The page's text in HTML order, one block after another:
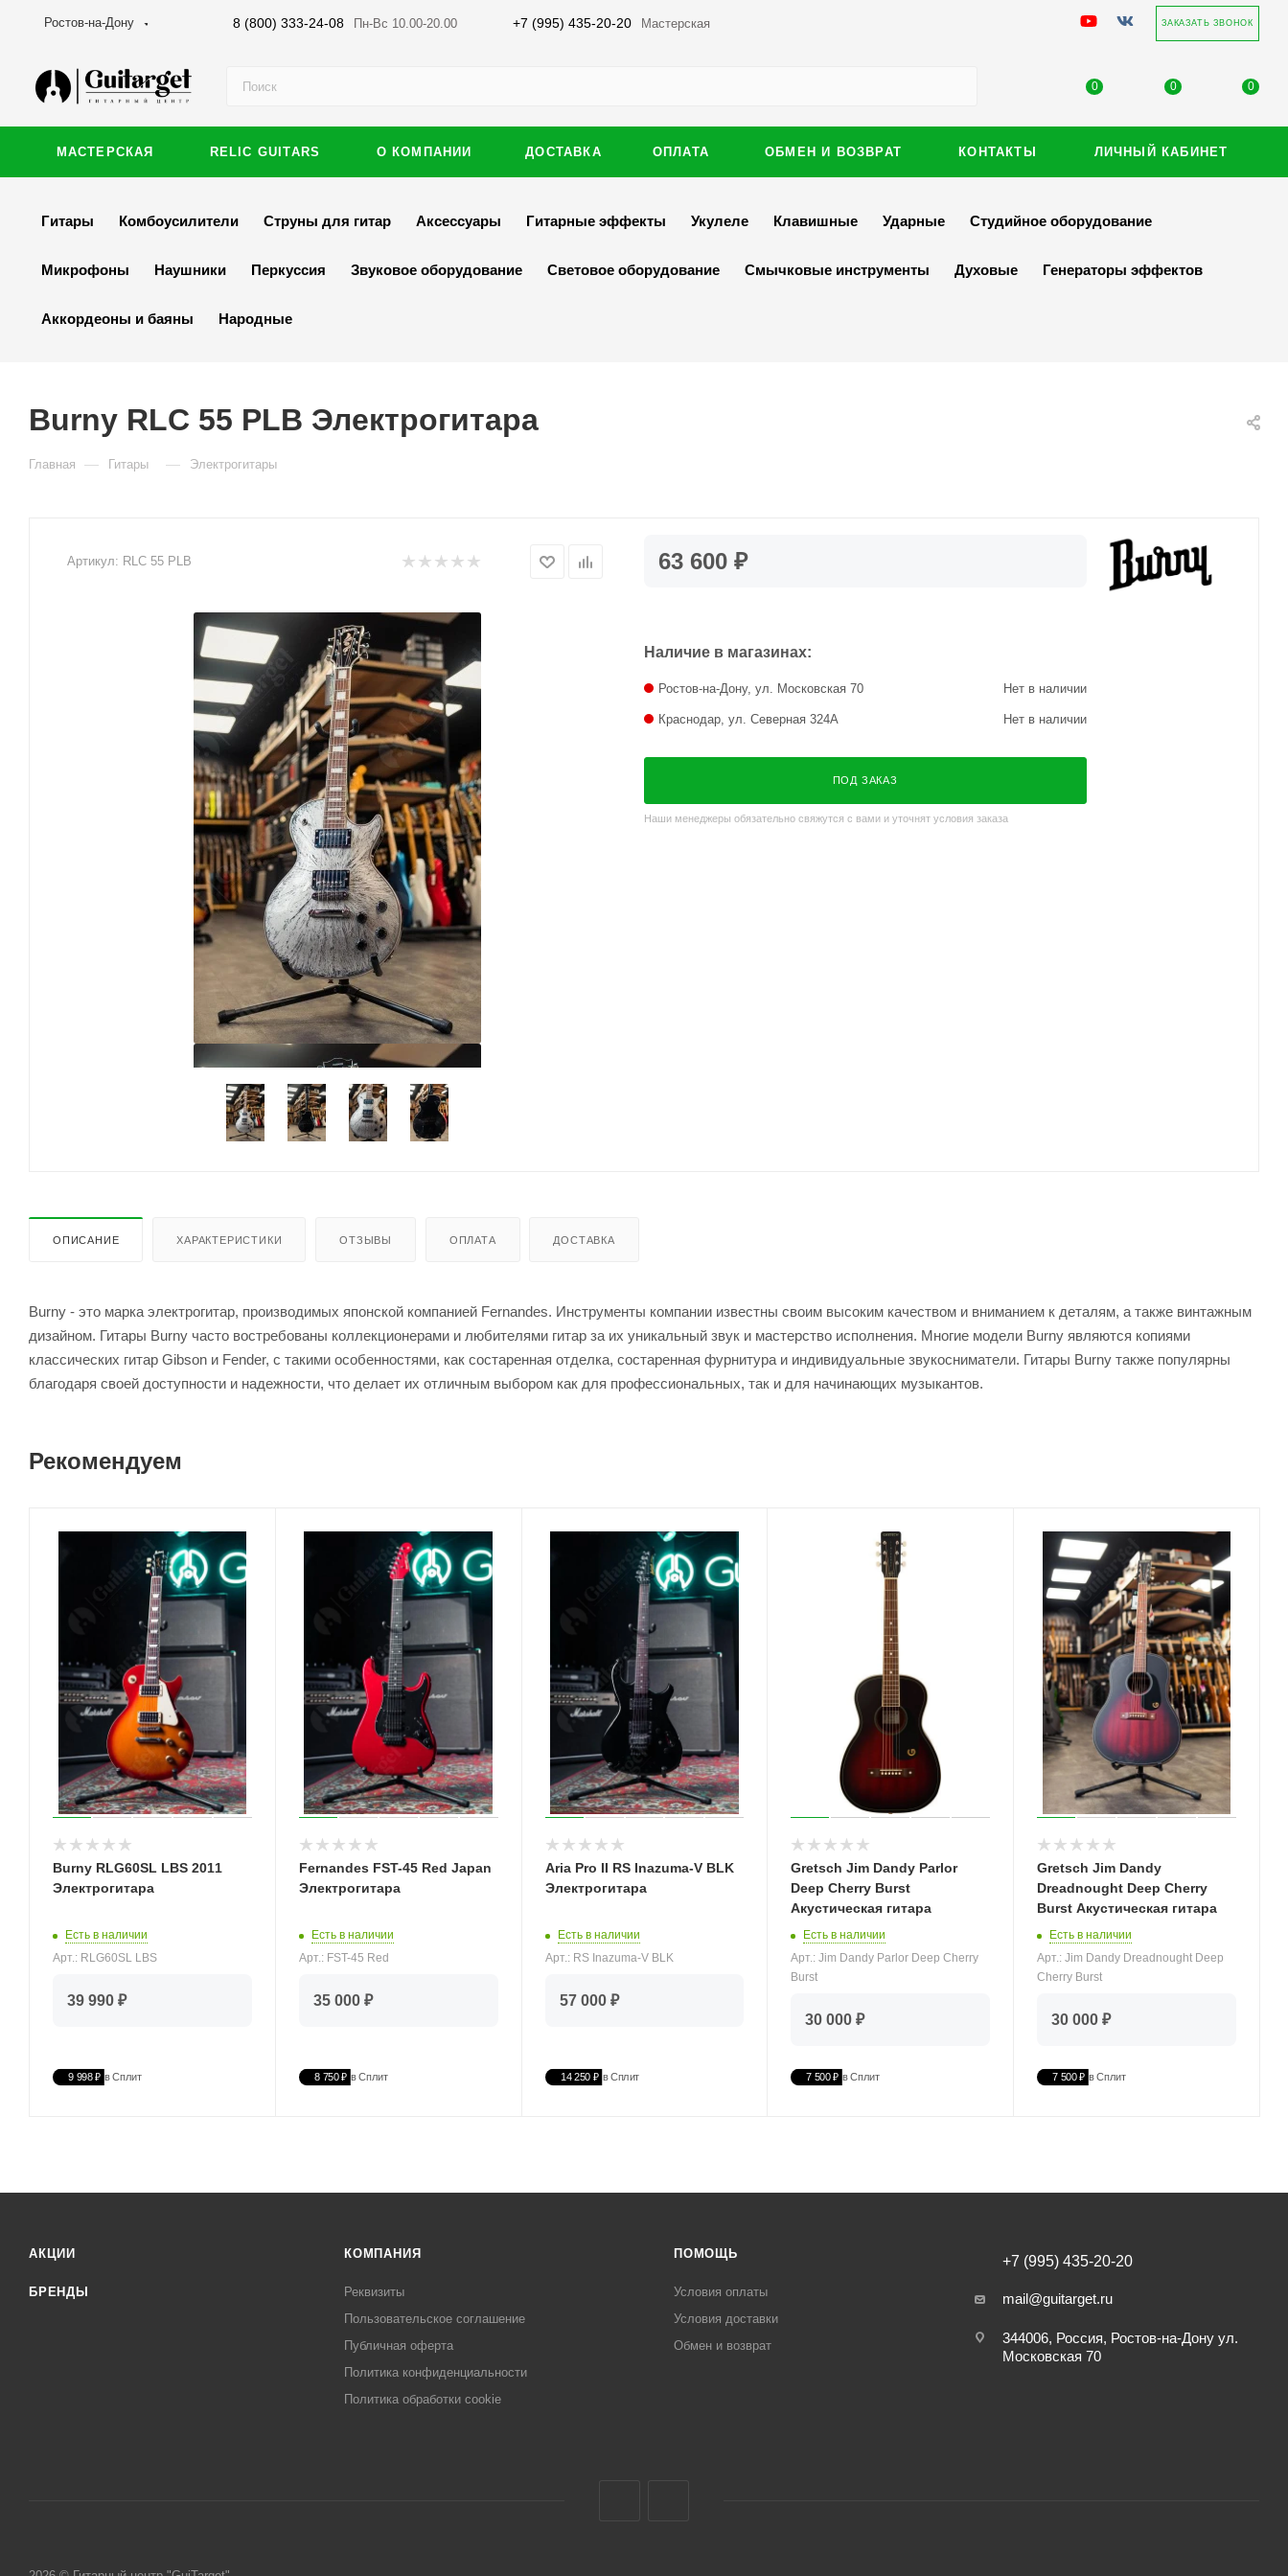
Ростов-на-Дону 8 (800) 333-24-08 Пн-Вс 10.00-20.00 +7 (995) 435-20-20 Мастерская ЗАКАЗАТЬ ЗВОНОК
0 0 0
МАСТЕРСКАЯ RELIC GUITARS О КОМПАНИИ ДОСТАВКА ОПЛАТА ОБМЕН И ВОЗВРАТ КОНТАКТЫ ЛИЧНЫЙ КАБИНЕТ
Гитары Комбоусилители Струны для гитар Аксессуары Гитарные эффекты Укулеле Клавишные Ударные Студийное оборудование
Микрофоны Наушники Перкуссия Звуковое оборудование Световое оборудование Смычковые инструменты Духовые Генераторы эффектов
Аккордеоны и баяны Народные
Burny RLC 55 PLB Электрогитара
Главная — Гитары — Электрогитары
Артикул: RLC 55 PLB 63 600 ₽
Наличие в магазинах:
Краснодар, ул. Северная 324А Нет в наличии
Ростов-на-Дону, ул. Московская 70 Нет в наличии
ПОД ЗАКАЗ
Наши менеджеры обязательно свяжутся с вами и уточнят условия заказа
ОПИСАНИЕ ХАРАКТЕРИСТИКИ ОТЗЫВЫ ОПЛАТА ДОСТАВКА
Burny - это марка электрогитар, производимых японской компанией Fernandes. Инструменты компании известны своим высоким качеством и вниманием к деталям, а также винтажным
дизайном. Гитары Burny часто востребованы коллекционерами и любителями гитар за их уникальный звук и мастерство исполнения. Многие модели Burny являются копиями
классических гитар Gibson и Fender, с такими особенностями, как состаренная отделка, состаренная фурнитура и индивидуальные звукосниматели. Гитары Burny также популярны
благодаря своей доступности и надежности, что делает их отличным выбором как для профессиональных, так и для начинающих музыкантов.
Рекомендуем
Burny RLG60SL LBS 2011
Электрогитара
Есть в наличии
Арт.: RLG60SL LBS
39 990 ₽
9 998 ₽ в Сплит
Fernandes FST-45 Red Japan
Электрогитара
Есть в наличии
Арт.: FST-45 Red
35 000 ₽
8 750 ₽ в Сплит
Aria Pro II RS Inazuma-V BLK
Электрогитара
Есть в наличии
Арт.: RS Inazuma-V BLK
57 000 ₽
14 250 ₽ в Сплит
Gretsch Jim Dandy Parlor
Deep Cherry Burst
Акустическая гитара
Есть в наличии
Арт.: Jim Dandy Parlor Deep Cherry
Burst
30 000 ₽
7 500 ₽ в Сплит
Gretsch Jim Dandy
Dreadnought Deep Cherry
Burst Акустическая гитара
Есть в наличии
Арт.: Jim Dandy Dreadnought Deep
Cherry Burst
30 000 ₽
7 500 ₽ в Сплит
АКЦИИ
БРЕНДЫ
КОМПАНИЯ
Реквизиты
Пользовательское соглашение
Публичная оферта
Политика конфиденциальности
Политика обработки cookie
ПОМОЩЬ
Условия оплаты
Условия доставки
Обмен и возврат
+7 (995) 435-20-20
mail@guitarget.ru
344006, Россия, Ростов-на-Дону ул.
Московская 70